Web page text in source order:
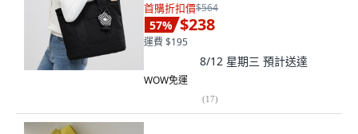
首購折扣價$564
57% $238
運費 $195
8/12 星期三 預計送達
WOW免運
(17)